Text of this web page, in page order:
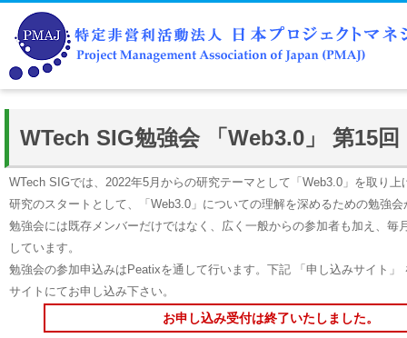
WTech SIG勉強会 「Web3.0」 第15回
WTech SIGでは、2022年5月からの研究テーマとして「Web3.0」を取り上
研究のスタートとして、「Web3.0」についての理解を深めるための勉強
勉強会には既存メンバーだけではなく、広く一般からの参加者も加え、毎
しています。
勉強会の参加申込みはPeatixを通して行います。下記 「申し込みサイト」
サイトにてお申し込み下さい。
お申し込み受付は終了いたしました。